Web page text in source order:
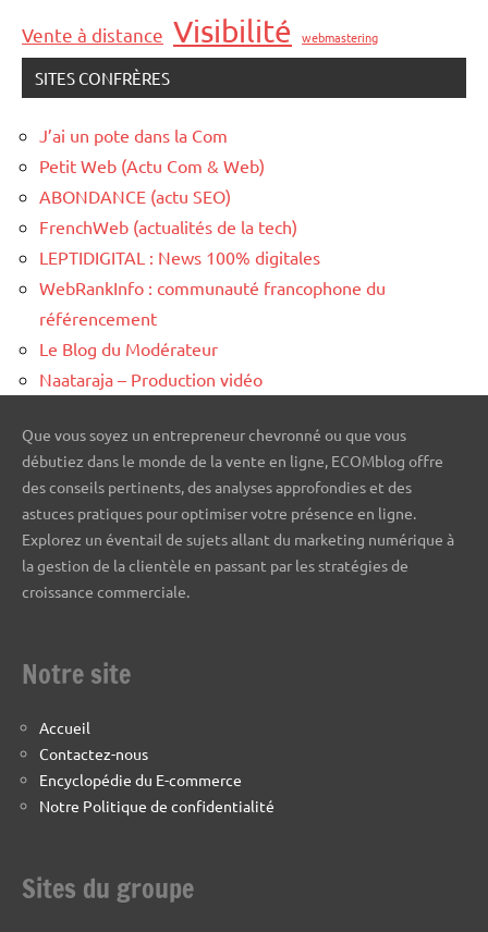
Vente à distance Visibilité webmastering
SITES CONFRÈRES
J’ai un pote dans la Com
Petit Web (Actu Com & Web)
ABONDANCE (actu SEO)
FrenchWeb (actualités de la tech)
LEPTIDIGITAL : News 100% digitales
WebRankInfo : communauté francophone du
référencement
Le Blog du Modérateur
Naataraja – Production vidéo
Que vous soyez un entrepreneur chevronné ou que vous
débutiez dans le monde de la vente en ligne, ECOMblog offre
des conseils pertinents, des analyses approfondies et des
astuces pratiques pour optimiser votre présence en ligne.
Explorez un éventail de sujets allant du marketing numérique à
la gestion de la clientèle en passant par les stratégies de
croissance commerciale.
Notre site
Accueil
Contactez-nous
Encyclopédie du E-commerce
Notre Politique de confidentialité
Sites du groupe